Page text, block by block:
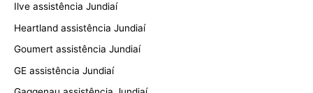
Ilve assistência Jundiaí
Heartland assistência Jundiaí
Goumert assistência Jundiaí
GE assistência Jundiaí